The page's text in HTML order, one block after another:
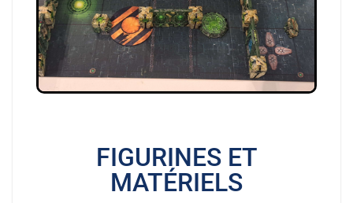
FIGURINES ET
MATÉRIELS